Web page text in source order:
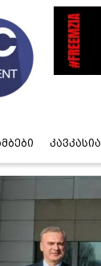
კავკასია